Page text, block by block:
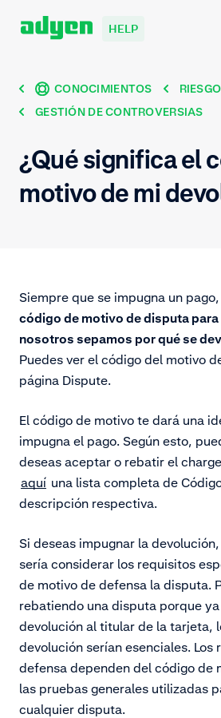
HELP
CONOCIMIENTOS
RIESGO
GESTIÓN DE CONTROVERSIAS
¿Qué significa el
motivo de mi
Siempre que se impugna un pago,
código de motivo de disputa
nosotros sepamos por qué se
Puedes ver el código del motivo
página Dispute.
El código de motivo te dará una
impugna el pago. Según esto,
deseas aceptar o rebatir el
aquí una lista completa de
descripción respectiva.
Si deseas impugnar la
sería considerar los requisitos
de motivo de defensa la disputa.
rebatiendo una disputa porque
devolución al titular de la tarjeta,
devolución serían esenciales. Los
defensa dependen del código de
las pruebas generales utilizadas
cualquier disputa.